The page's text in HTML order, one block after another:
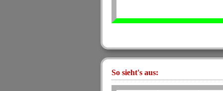
So sieht's aus: